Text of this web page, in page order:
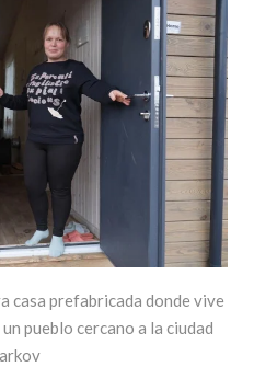
casa prefabricada donde vive
pueblo cercano a la ciudad